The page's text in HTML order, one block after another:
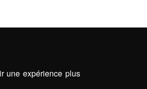
une expérience plus